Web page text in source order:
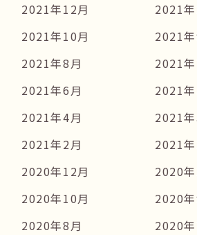
2021年12月
2021
2021年10月
2021
2021年8月
2021
2021年6月
2021
2021年4月
2021
2021年2月
2021
2020年12月
2020
2020年10月
2020
2020年8月
2020